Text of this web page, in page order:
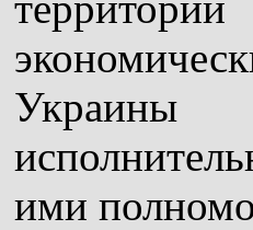
Украины
ими